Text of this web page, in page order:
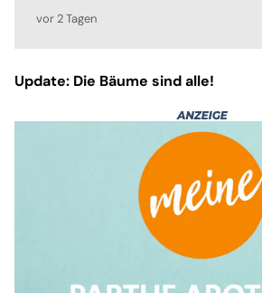
vor 2 Tagen
Update: Die Bäume sind alle!